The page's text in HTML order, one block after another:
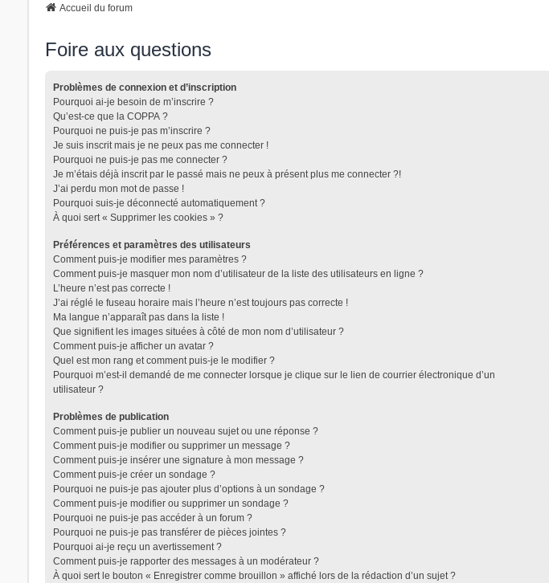
Accueil du forum
Foire aux questions
Problèmes de connexion et d’inscription
Pourquoi ai-je besoin de m’inscrire ?
Qu’est-ce que la COPPA ?
Pourquoi ne puis-je pas m’inscrire ?
Je suis inscrit mais je ne peux pas me connecter !
Pourquoi ne puis-je pas me connecter ?
Je m’étais déjà inscrit par le passé mais ne peux à présent plus me connecter ?!
J’ai perdu mon mot de passe !
Pourquoi suis-je déconnecté automatiquement ?
À quoi sert « Supprimer les cookies » ?
Préférences et paramètres des utilisateurs
Comment puis-je modifier mes paramètres ?
Comment puis-je masquer mon nom d’utilisateur de la liste des utilisateurs en ligne ?
L’heure n’est pas correcte !
J’ai réglé le fuseau horaire mais l’heure n’est toujours pas correcte !
Ma langue n’apparaît pas dans la liste !
Que signifient les images situées à côté de mon nom d’utilisateur ?
Comment puis-je afficher un avatar ?
Quel est mon rang et comment puis-je le modifier ?
Pourquoi m’est-il demandé de me connecter lorsque je clique sur le lien de courrier électronique d’un
utilisateur ?
Problèmes de publication
Comment puis-je publier un nouveau sujet ou une réponse ?
Comment puis-je modifier ou supprimer un message ?
Comment puis-je insérer une signature à mon message ?
Comment puis-je créer un sondage ?
Pourquoi ne puis-je pas ajouter plus d’options à un sondage ?
Comment puis-je modifier ou supprimer un sondage ?
Pourquoi ne puis-je pas accéder à un forum ?
Pourquoi ne puis-je pas transférer de pièces jointes ?
Pourquoi ai-je reçu un avertissement ?
Comment puis-je rapporter des messages à un modérateur ?
À quoi sert le bouton « Enregistrer comme brouillon » affiché lors de la rédaction d’un sujet ?